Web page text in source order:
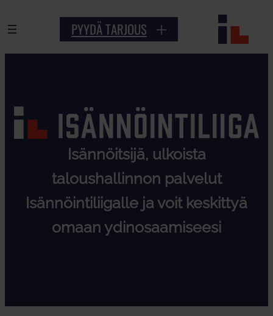
PYYDÄ TARJOUS
Isännöitsijä, ulkoista
taloushallinnon palvelut
Isännöintiliigalle ja voit keskittyä
omaan ydinosaamiseesi